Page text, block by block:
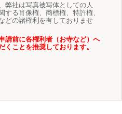
弊社は写真被写体としての人
する肖像権、商標権、特許権、
どの諸権利を有しておりませ
請前に各権利者（お寺など）へ
くことを推奨しております。